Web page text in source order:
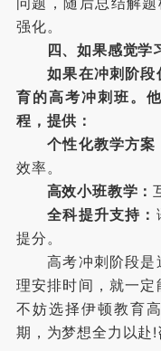
强化。
四、如果感觉学
如果在冲刺阶段
育的高考冲刺班。
程，提供：
个性化教学方案
效率。
高效小班教学：
全科提升支持：
提分。
高考冲刺阶段是
理安排时间，就一定
不妨选择伊顿教育
期，为梦想全力以赴!